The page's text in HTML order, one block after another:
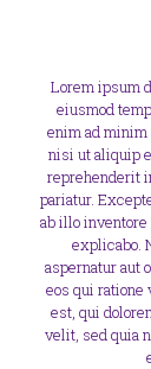
Lorem ipsum
eiusmod
enim ad
nisi ut aliquip
reprehenderit
pariatur.
ab illo
explicabo.
aspernatur aut
eos qui ratione
est, qui
velit, sed quia